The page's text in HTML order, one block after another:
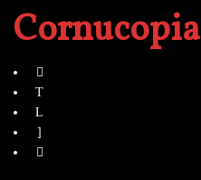
Cornucopia